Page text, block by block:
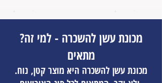
?מכונת עשן להשכרה - למי זה
מתאים
.מכונת עשן להשכרה היא מוצר קטן, נוח